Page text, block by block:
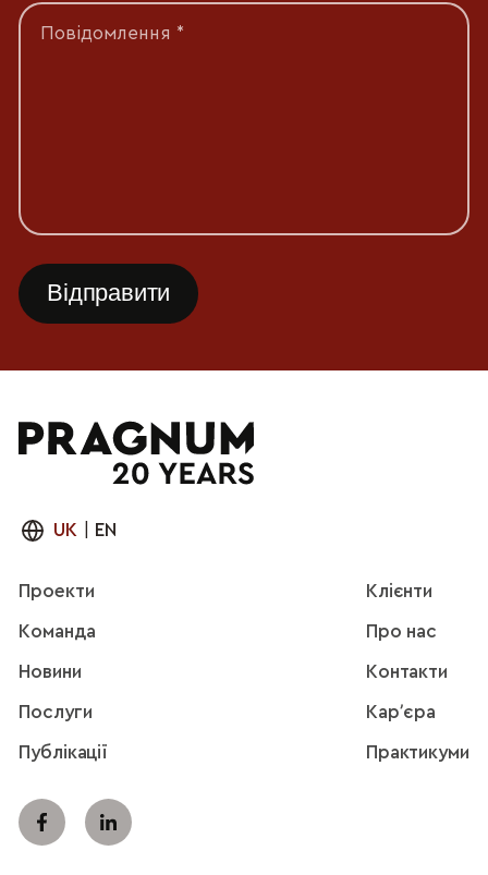
Повідомлення *
UK EN
Проекти Клієнти
Команда Про нас
Новини Контакти
Послуги Карʼєра
Публікації Практикуми